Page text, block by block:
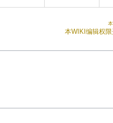
本WIKI编辑权